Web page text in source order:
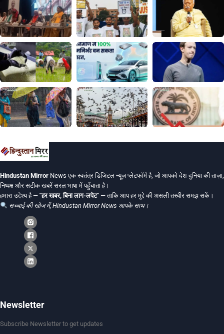
Hindustan Mirror News एक स्वतंत्र डिजिटल न्यूज़ प्लेटफॉर्म है, जो आपको देश-दुनिया की ताज़ा,
निष्पक्ष और सटीक खबरें सरल भाषा में पहुँचाता है।
हमारा उद्देश्य है — "हर खबर, बिना लाग-लपेट" — ताकि आप हर मुद्दे की असली तस्वीर समझ सकें।
सच्चाई की खोज में, Hindustan Mirror News आपके साथ।
Newsletter
Subscribe Newsletter to get updates